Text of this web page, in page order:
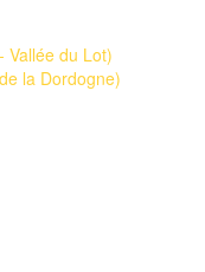
Vallée du Lot)
la Dordogne)